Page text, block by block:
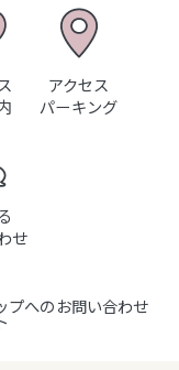
アクセス
パーキング
せ
プへのお問い合わせ